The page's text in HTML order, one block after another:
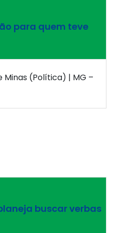
para quem teve
Minas (Política) | MG –
buscar verbas